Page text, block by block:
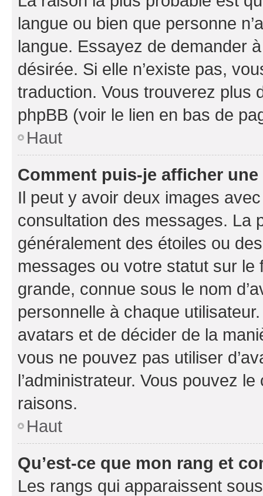
langue ou bien que personne
langue. Essayez de demander
désirée. Si elle n’existe pas,
traduction. Vous trouverez plus
phpBB (voir le lien en bas de
Haut
Comment puis-je afficher
Il peut y avoir deux images
consultation des messages. La
généralement des étoiles ou
messages ou votre statut sur
grande, connue sous le nom
personnelle à chaque utilisateur.
avatars et de décider de la
vous ne pouvez pas utiliser
l’administrateur. Vous pouvez
raisons.
Haut
Qu’est-ce que mon rang et
Les rangs qui apparaissent